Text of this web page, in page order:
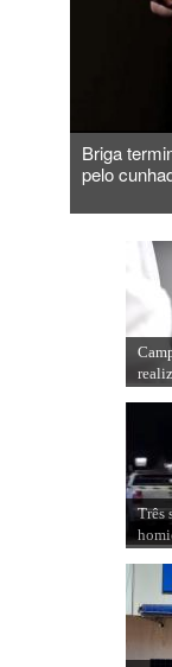
Briga
pelo
Três